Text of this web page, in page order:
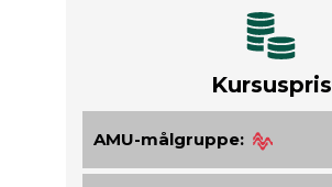
Kursuspris
AMU-målgruppe: